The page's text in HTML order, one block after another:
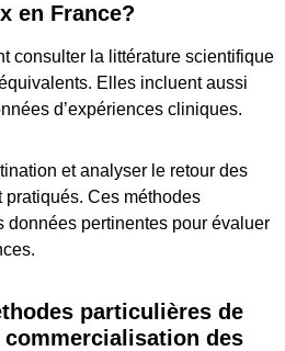
en France?
consulter la littérature scientifique
Elles incluent aussi
d’expériences cliniques.
et analyser le retour des
Ces méthodes
données pertinentes pour évaluer
particulières de
des